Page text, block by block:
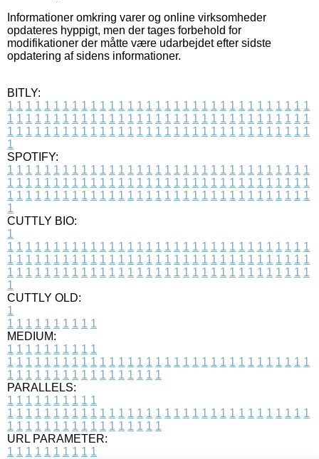
Informationer omkring varer og online virksomheder
opdateres hyppigt, men der tages forbehold for
modifikationer der måtte være udarbejdet efter sidste
opdatering af sidens informationer.
BITLY:
1 1 1 1 1 1 1 1 1 1 1 1 1 1 1 1 1 1 1 1 1 1 1 1 1 1 1 1 1 1 1 1 1
1 1 1 1 1 1 1 1 1 1 1 1 1 1 1 1 1 1 1 1 1 1 1 1 1 1 1 1 1 1 1 1 1
1 1 1 1 1 1 1 1 1 1 1 1 1 1 1 1 1 1 1 1 1 1 1 1 1 1 1 1 1 1 1 1 1
1
SPOTIFY:
1 1 1 1 1 1 1 1 1 1 1 1 1 1 1 1 1 1 1 1 1 1 1 1 1 1 1 1 1 1 1 1 1
1 1 1 1 1 1 1 1 1 1 1 1 1 1 1 1 1 1 1 1 1 1 1 1 1 1 1 1 1 1 1 1 1
1 1 1 1 1 1 1 1 1 1 1 1 1 1 1 1 1 1 1 1 1 1 1 1 1 1 1 1 1 1 1 1 1
1
CUTTLY BIO:
1
1 1 1 1 1 1 1 1 1 1 1 1 1 1 1 1 1 1 1 1 1 1 1 1 1 1 1 1 1 1 1 1 1
1 1 1 1 1 1 1 1 1 1 1 1 1 1 1 1 1 1 1 1 1 1 1 1 1 1 1 1 1 1 1 1 1
1 1 1 1 1 1 1 1 1 1 1 1 1 1 1 1 1 1 1 1 1 1 1 1 1 1 1 1 1 1 1 1 1
1
CUTTLY OLD:
1
1 1 1 1 1 1 1 1 1 1
MEDIUM:
1 1 1 1 1 1 1 1 1 1
1 1 1 1 1 1 1 1 1 1 1 1 1 1 1 1 1 1 1 1 1 1 1 1 1 1 1 1 1 1 1 1 1
1 1 1 1 1 1 1 1 1 1 1 1 1 1 1 1 1
PARALLELS:
1 1 1 1 1 1 1 1 1 1
1 1 1 1 1 1 1 1 1 1 1 1 1 1 1 1 1 1 1 1 1 1 1 1 1 1 1 1 1 1 1 1 1
1 1 1 1 1 1 1 1 1 1 1 1 1 1 1 1 1
URL PARAMETER:
1 1 1 1 1 1 1 1 1 1